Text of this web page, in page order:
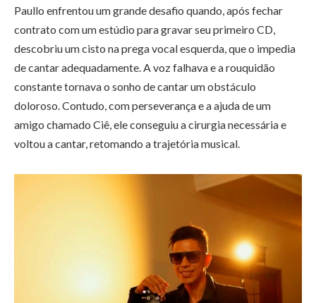
Paullo enfrentou um grande desafio quando, após fechar
contrato com um estúdio para gravar seu primeiro CD,
descobriu um cisto na prega vocal esquerda, que o impedia
de cantar adequadamente. A voz falhava e a rouquidão
constante tornava o sonho de cantar um obstáculo
doloroso. Contudo, com perseverança e a ajuda de um
amigo chamado Ciê, ele conseguiu a cirurgia necessária e
voltou a cantar, retomando a trajetória musical.